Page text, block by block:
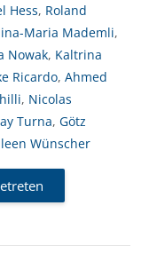
Hess, Roland
Maria Mademli,
Nowak, Kaltrina
Ricardo, Ahmed
, Nicolas
Turna, Götz
Wünscher